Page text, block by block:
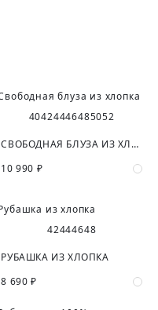
40424446485052
СВОБОДНАЯ БЛУЗА ИЗ ХЛОПКА
10 990 ₽
42444648
РУБАШКА ИЗ ХЛОПКА
8 690 ₽